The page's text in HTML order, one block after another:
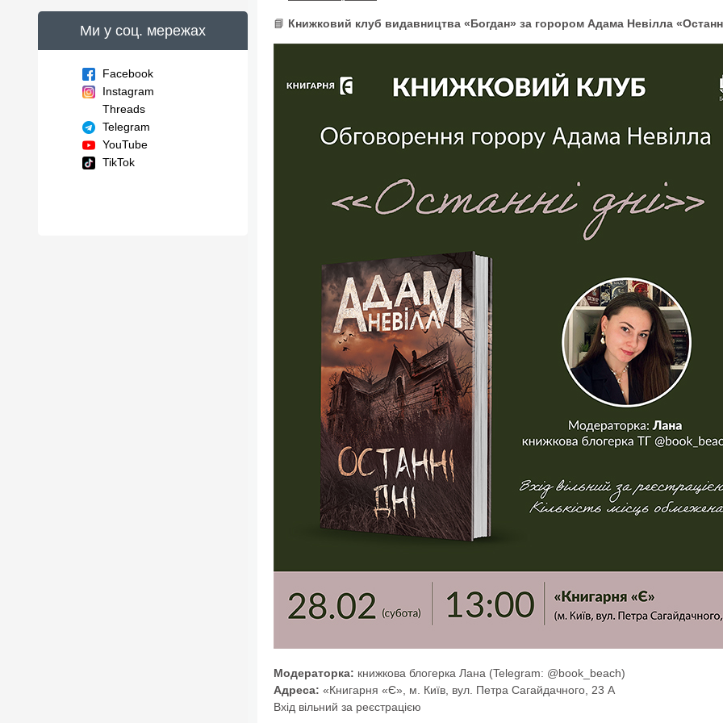
Ми у соц. мережах
Facebook
Instagram
Threads
Telegram
YouTube
TikTok
📘 Книжковий клуб видавництва «Богдан» за горором Адама Невілла
Модераторка: книжкова блогерка Лана (Telegram: @book_beach)
Адреса: «Книгарня «Є», м. Київ, вул. Петра Сагайдачного, 23 А
Вхід вільний за реєстрацією